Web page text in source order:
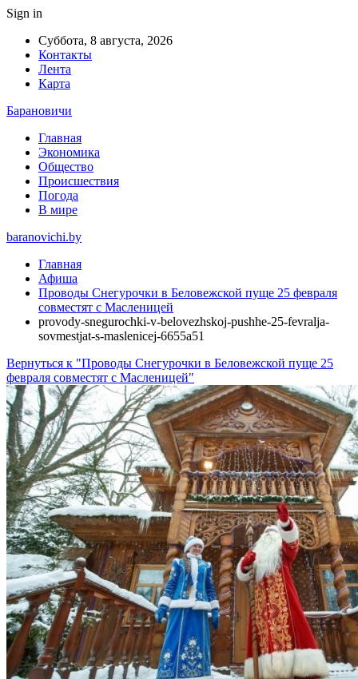
Sign in
Суббота, 8 августа, 2026
Контакты
Лента
Карта
Барановичи
Главная
Экономика
Общество
Происшествия
Погода
В мире
baranovichi.by
Главная
Афиша
Проводы Снегурочки в Беловежской пуще 25 февраля
совместят с Масленицей
provody-snegurochki-v-belovezhskoj-pushhe-25-fevralja-
sovmestjat-s-maslenicej-6655a51
Вернуться к "Проводы Снегурочки в Беловежской пуще 25
февраля совместят с Масленицей"